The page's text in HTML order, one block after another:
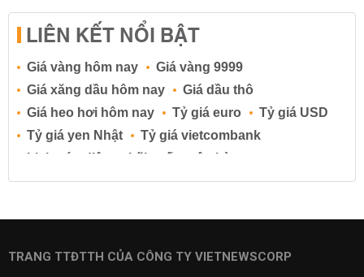
LIÊN KẾT NỔI BẬT
Giá vàng hôm nay
Giá vàng 9999
Giá xăng dầu hôm nay
Giá dầu thô
Giá heo hơi hôm nay
Tỷ giá euro
Tỷ giá USD
Tỷ giá yen Nhật
Tỷ giá vietcombank
Lịch cúp điện
Lãi suất ngân hàng
Lãi suất tiết kiệm
Lãi suất tiền gửi
Lãi suất ngân hàng BIDV
TRANG TTĐTTH CỦA CÔNG TY VIETNEWSCORP